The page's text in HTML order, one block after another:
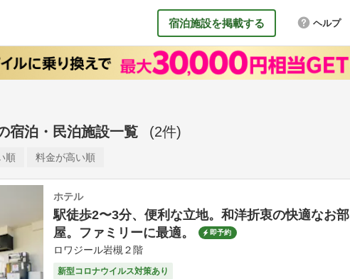
宿泊施設を掲載する ヘルプ
宿泊・民泊施設一覧 (2件)
順 料金が高い順
ホテル
駅徒歩2〜3分、便利な立地。和洋折衷の快適なお部
屋。ファミリーに最適。
即予約
ロワジール岩槻２階
新型コロナウイルス対策あり